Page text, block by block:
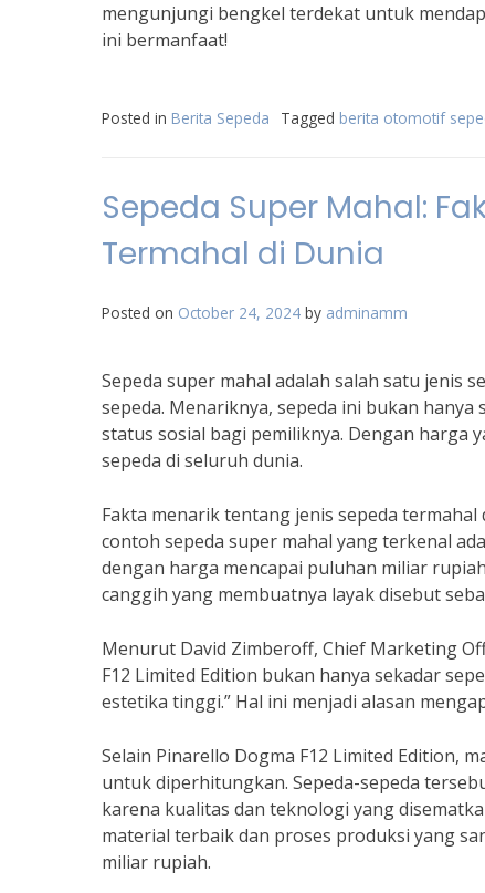
mengunjungi bengkel terdekat untuk
ini bermanfaat!
Posted in Berita Sepeda Tagged berita otomotif
Sepeda Super Mahal:
Termahal di Dunia
Posted on October 24, 2024 by adminamm
Sepeda super mahal adalah salah satu jenis
sepeda. Menariknya, sepeda ini bukan
status sosial bagi pemiliknya. Dengan harga
sepeda di seluruh dunia.
Fakta menarik tentang jenis sepeda
contoh sepeda super mahal yang terkenal
dengan harga mencapai puluhan miliar
canggih yang membuatnya layak disebut
Menurut David Zimberoff, Chief Marketing
F12 Limited Edition bukan hanya sekadar
estetika tinggi.” Hal ini menjadi alasan
Selain Pinarello Dogma F12 Limited Edition,
untuk diperhitungkan. Sepeda-sepeda
karena kualitas dan teknologi yang
material terbaik dan proses produksi yang
miliar rupiah.